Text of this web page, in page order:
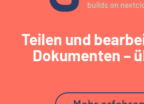
Teilen und
Dokumenten –